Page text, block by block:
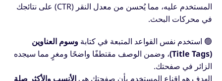
المستخدم عليه، مما يُحسن من معدل النقر (CTR) على نتائجك
في محركات البحث.
🟢 استخدم نفس القواعد المتبعة في كتابة وسوم العناوين
(Title Tags)
، وضمن الوصف مقتطفًا واضحًا ومغرٍ مما سيجده
الزائر في صفحتك.
الهدف هو إقناع المستخدم بأن صفحتك هي الأنسب والأكثر صلة